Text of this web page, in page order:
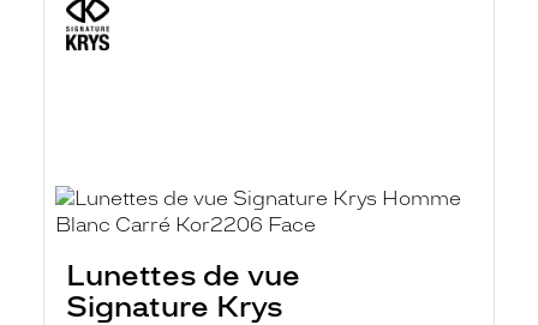
Lunettes de vue
Signature Krys